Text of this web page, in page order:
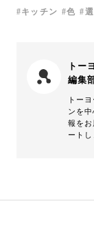
キッチン 色
トー
編集
トー
ンを
報を
ートし